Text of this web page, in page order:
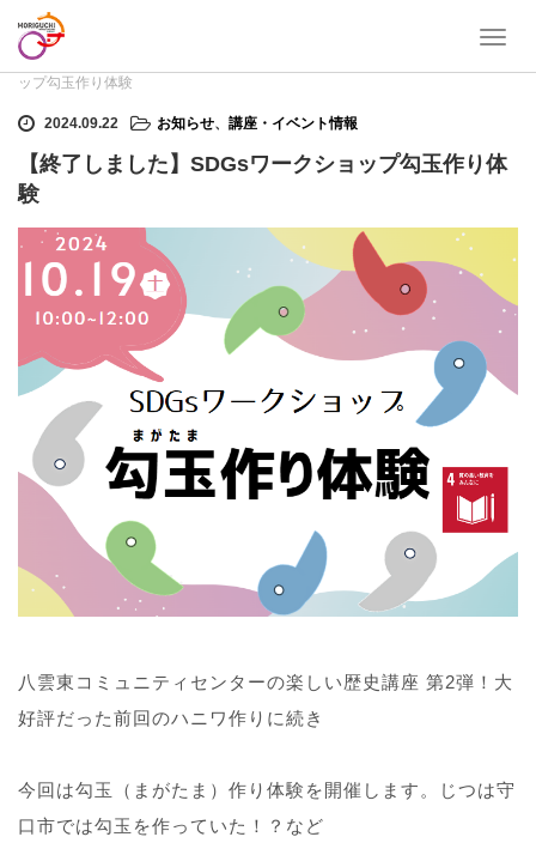
T
e
g
ホーム
ップ勾玉作り体験
2024.09.22 お知らせ、 講座・イベント情報
【終了しました】SDGsワークショップ勾玉作り体
験
八雲東コミュニティセンターの楽しい歴史講座 第2弾！大
好評だった前回のハニワ作りに続き
今回は勾玉（まがたま）作り体験を開催します。じつは守
口市では勾玉を作っていた！？など